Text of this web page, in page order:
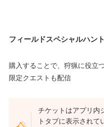
フィールドスペシャルハン
購入することで、狩猟に役立
限定クエストも配信
チケットはアプリ内
トタブに表示され